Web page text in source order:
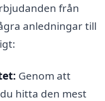
från
anledningar till
Genom att
hitta den mest